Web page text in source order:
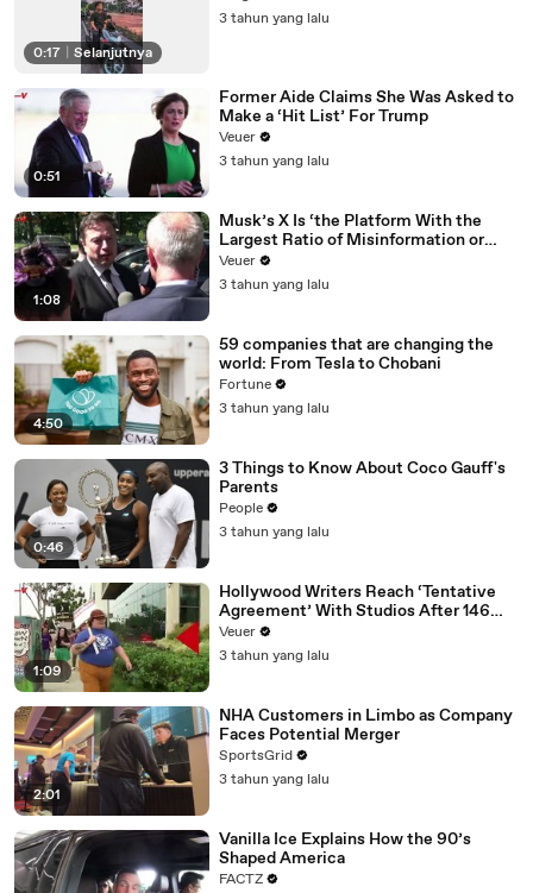
0:17 Selanjutnya
3 tahun yang lalu
0:51
Former Aide Claims She Was Asked to
Make a ‘Hit List’ For Trump
Veuer
3 tahun yang lalu
1:08
Musk’s X Is ‘the Platform With the
Largest Ratio of Misinformation or
Disinformation’ Amongst All Social
Media Platforms
Veuer
3 tahun yang lalu
4:50
59 companies that are changing the
world: From Tesla to Chobani
Fortune
3 tahun yang lalu
0:46
3 Things to Know About Coco Gauff's
Parents
People
3 tahun yang lalu
1:09
Hollywood Writers Reach ‘Tentative
Agreement’ With Studios After 146
Day Strike
Veuer
3 tahun yang lalu
2:01
NHA Customers in Limbo as Company
Faces Potential Merger
SportsGrid
3 tahun yang lalu
Vanilla Ice Explains How the 90’s
Shaped America
FACTZ